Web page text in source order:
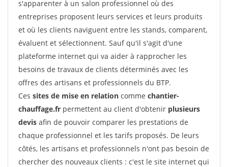
s'apparenter à un salon professionnel où des
entreprises proposent leurs services et leurs produits
et où les clients naviguent entre les stands, comparent,
évaluent et sélectionnent. Sauf qu'il s'agit d'une
plateforme internet qui va aider à rapprocher les
besoins de travaux de clients déterminés avec les
offres des artisans et professionnels du BTP.
Ces sites de mise en relation comme chantier-
chauffage.fr permettent au client d'obtenir plusieurs
devis afin de pouvoir comparer les prestations de
chaque professionnel et les tarifs proposés. De leurs
côtés, les artisans et professionnels n'ont pas besoin de
chercher des nouveaux clients : c'est le site internet qui